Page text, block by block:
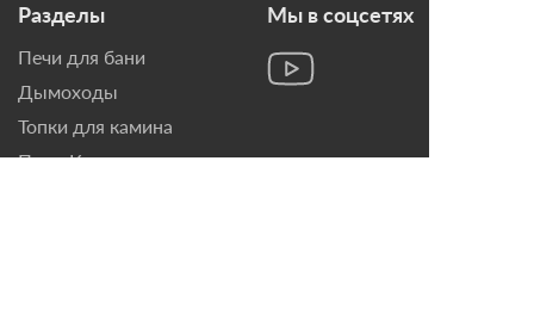
Разделы
Печи для бани
Дымоходы
Топки для камина
Печи-Камины
Мы в соцсетях